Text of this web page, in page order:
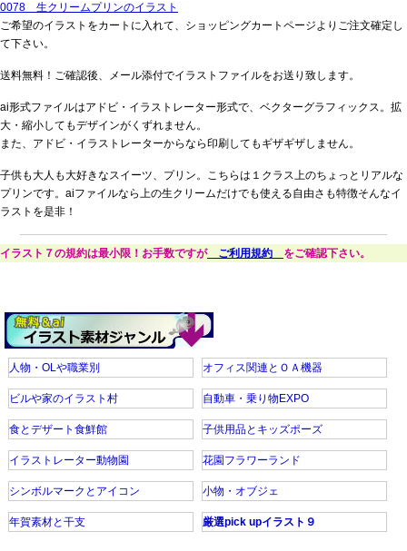
0078 生クリームプリンのイラスト
ご希望のイラストをカートに入れて、ショッピングカートページよりご注文確定し
て下さい。
送料無料！ご確認後、メール添付でイラストファイルをお送り致します。
ai形式ファイルはアドビ・イラストレーター形式で、ベクターグラフィックス。拡
大・縮小してもデザインがくずれません。
また、アドビ・イラストレーターからなら印刷してもギザギザしません。
子供も大人も大好きなスイーツ、プリン。こちらは１クラス上のちょっとリアルな
プリンです。aiファイルなら上の生クリームだけでも使える自由さも特徴そんなイ
ラストを是非！
イラスト７の規約は最小限！お手数ですがご利用規約 をご確認下さい。
人物・OLや職業別 オフィス関連とＯＡ機器
ビルや家のイラスト村 自動車・乗り物EXPO
食とデザート食鮮館 子供用品とキッズポーズ
イラストレーター動物園 花園フラワーランド
シンボルマークとアイコン 小物・オブジェ
年賀素材と干支 厳選pick upイラスト９